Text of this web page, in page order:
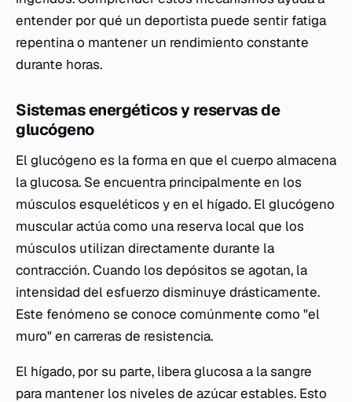
entender por qué un deportista puede sentir fatiga
repentina o mantener un rendimiento constante
durante horas.
Sistemas energéticos y reservas de
glucógeno
El glucógeno es la forma en que el cuerpo almacena
la glucosa. Se encuentra principalmente en los
músculos esqueléticos y en el hígado. El glucógeno
muscular actúa como una reserva local que los
músculos utilizan directamente durante la
contracción. Cuando los depósitos se agotan, la
intensidad del esfuerzo disminuye drásticamente.
Este fenómeno se conoce comúnmente como "el
muro" en carreras de resistencia.
El hígado, por su parte, libera glucosa a la sangre
para mantener los niveles de azúcar estables. Esto